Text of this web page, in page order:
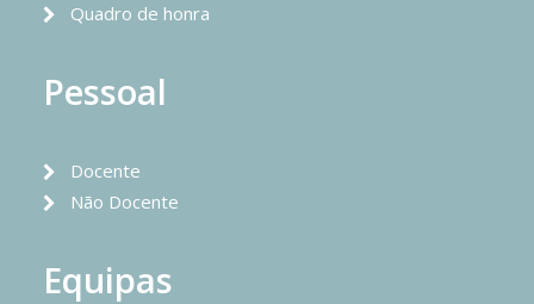
Quadro de honra
Pessoal
Docente
Não Docente
Equipas